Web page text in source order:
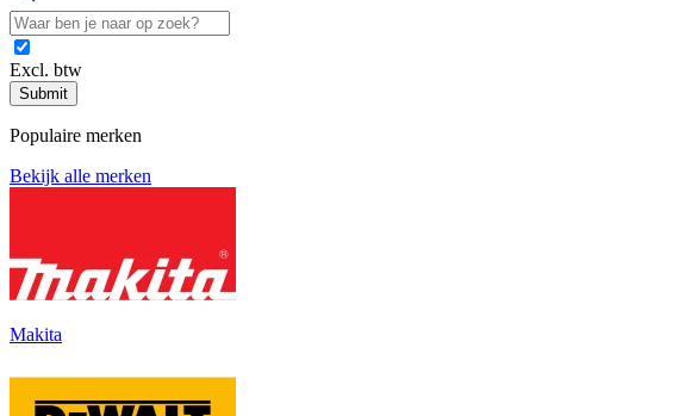
Excl. btw
Submit
Populaire merken
Bekijk alle merken
Makita